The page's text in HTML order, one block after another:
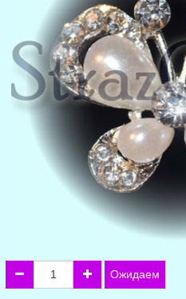
Ожидаем